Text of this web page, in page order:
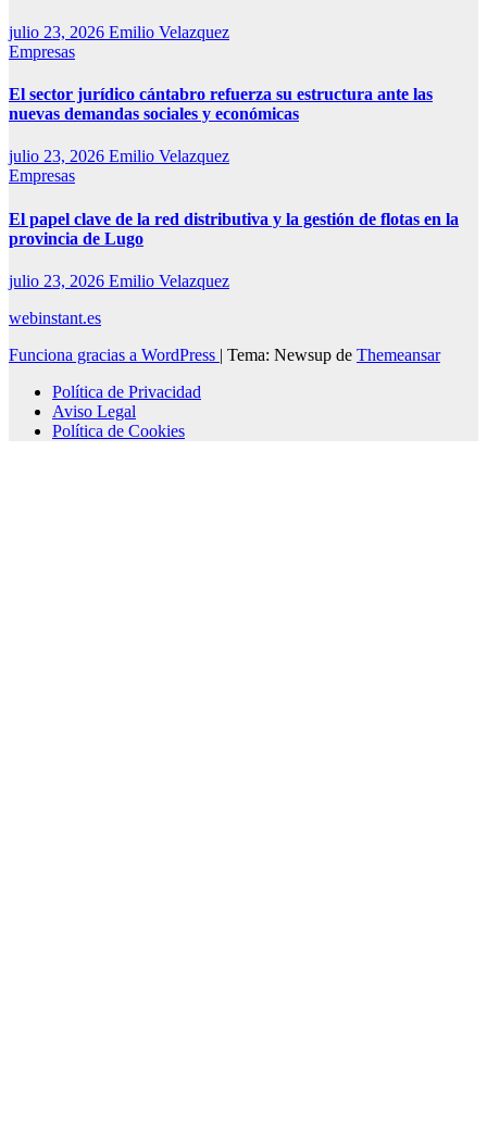
julio 23, 2026 Emilio Velazquez
Empresas
El sector jurídico cántabro refuerza su estructura ante las
nuevas demandas sociales y económicas
julio 23, 2026 Emilio Velazquez
Empresas
El papel clave de la red distributiva y la gestión de flotas en la
provincia de Lugo
julio 23, 2026 Emilio Velazquez
webinstant.es
Funciona gracias a WordPress | Tema: Newsup de Themeansar
Política de Privacidad
Aviso Legal
Política de Cookies